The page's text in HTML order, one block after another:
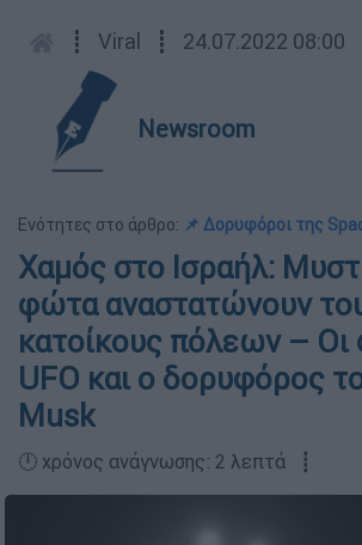
┋ Viral ┋ 24.07.2022 08:00
Newsroom
Ενότητες στο άρθρο: 📌 Δορυφόροι της
Χαμός στο Ισραήλ:
φώτα αναστατώνουν
κατοίκους πόλεων – Οι
UFO και ο δορυφόρος
Musk
🕛 χρόνος ανάγνωσης: 2 λεπτά ┋